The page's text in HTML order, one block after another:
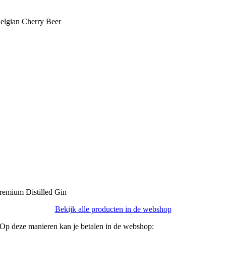
Cherry Beer
Distilled Gin
Bekijk alle producten in de webshop
Op deze manieren kan je betalen in de webshop: